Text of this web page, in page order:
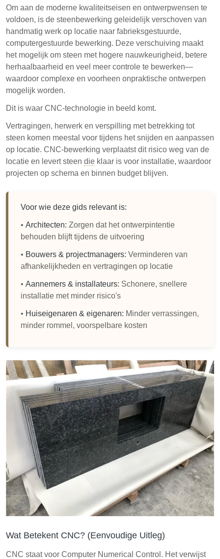
CNC-verwerking optimaliseert granietproductie,
minimaliseert afval en verbetert de installatie-
efficiëntie.
Om aan de moderne kwaliteitseisen en ontwerpwensen te
voldoen, is de steenbewerking geleidelijk verschoven van
handmatig werk op locatie naar fabrieksgestuurde,
computergestuurde bewerking. Deze verschuiving maakt
het mogelijk om steen met hogere nauwkeurigheid, betere
herhaalbaarheid en veel meer controle te bewerken—
waardoor complexe en voorheen onpraktische ontwerpen
mogelijk worden.
Dit is waar CNC-technologie in beeld komt.
Vertragingen, herwerk en verspilling met betrekking tot
steen komen meestal voor tijdens het snijden en aanpassen
op locatie. CNC-bewerking verplaatst dit risico weg van de
locatie en levert steen die klaar is voor installatie, waardoor
projecten op schema en binnen budget blijven.
Voor wie deze gids relevant is:
•Architecten: Zorgen dat het ontwerpintentie
behouden blijft tijdens de uitvoering
• Bouwers & projectmanagers: Verminderen van
afhankelijkheden en vertragingen op locatie
•Aannemers & installateurs: Schonere, snellere
installatie met minder risico's
• Huiseigenaren & eigenaren: Minder verrassingen,
minder rommel, voorspelbare kosten
Wat Betekent CNC? (Eenvoudige Uitleg)
CNC staat voor Computer Numerical Control. Het verwijst